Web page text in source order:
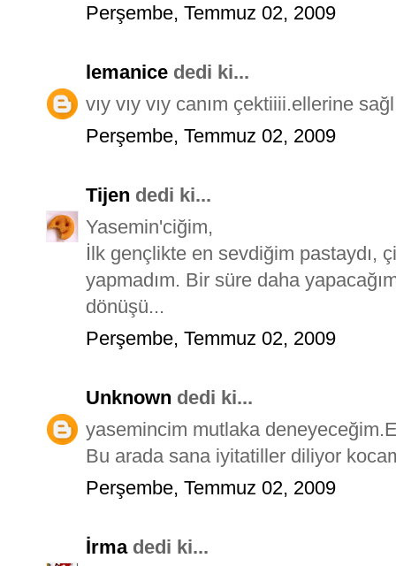
Perşembe, Temmuz 02, 2009
lemanice dedi ki...
vıy vıy vıy canım çektiiii.ellerine
Perşembe, Temmuz 02, 2009
Tijen dedi ki...
Yasemin'ciğim,
İlk gençlikte en sevdiğim pastaydı,
yapmadım. Bir süre daha
dönüşü...
Perşembe, Temmuz 02, 2009
Unknown dedi ki...
yasemincim mutlaka
Bu arada sana iyitatiller diliyor
Perşembe, Temmuz 02, 2009
İrmadedi ki...